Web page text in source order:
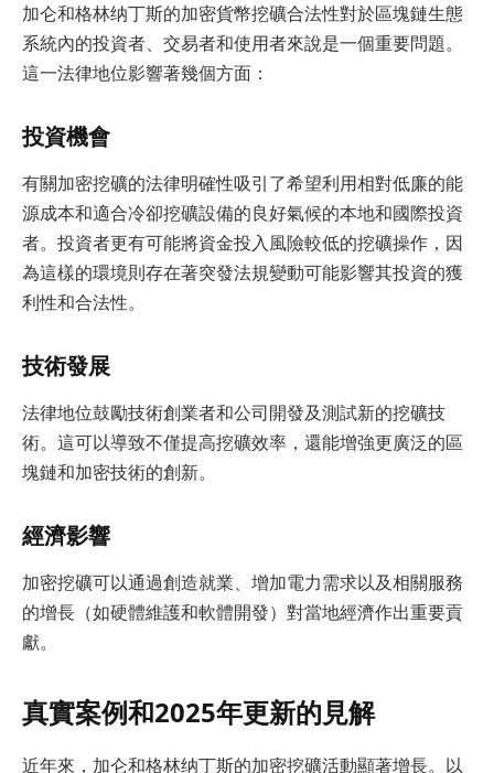
加仑和格林纳丁斯的加密貨幣挖礦合法性對於區塊鏈生態
系統內的投資者、交易者和使用者來說是一個重要問題。
這一法律地位影響著幾個方面：
投資機會
有關加密挖礦的法律明確性吸引了希望利用相對低廉的能
源成本和適合冷卻挖礦設備的良好氣候的本地和國際投資
者。投資者更有可能將資金投入風險較低的挖礦操作，因
為這樣的環境則存在著突發法規變動可能影響其投資的獲
利性和合法性。
技術發展
法律地位鼓勵技術創業者和公司開發及測試新的挖礦技
術。這可以導致不僅提高挖礦效率，還能增強更廣泛的區
塊鏈和加密技術的創新。
經濟影響
加密挖礦可以通過創造就業、增加電力需求以及相關服務
的增長（如硬體維護和軟體開發）對當地經濟作出重要貢
獻。
真實案例和2025年更新的見解
近年來，加仑和格林纳丁斯的加密挖礦活動顯著增長。以